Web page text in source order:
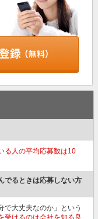
る人の平均応募数は10
でるときは応募しない方
で大丈夫なのか」という
受けるのは会社を知る良